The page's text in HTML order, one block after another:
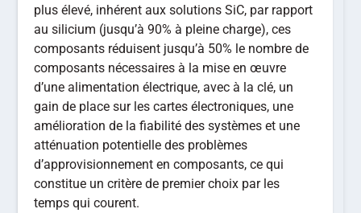
plus élevé, inhérent aux solutions SiC, par rapport
au silicium (jusqu’à 90% à pleine charge), ces
composants réduisent jusqu’à 50% le nombre de
composants nécessaires à la mise en œuvre
d’une alimentation électrique, avec à la clé, un
gain de place sur les cartes électroniques, une
amélioration de la fiabilité des systèmes et une
atténuation potentielle des problèmes
d’approvisionnement en composants, ce qui
constitue un critère de premier choix par les
temps qui courent.